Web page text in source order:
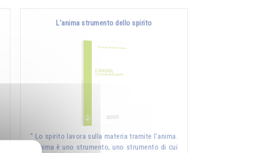
L'anima strumento dello spirito
" Lo spirito lavora sulla materia tramite l'anima.
L'anima è uno strumento, uno strumento di cui